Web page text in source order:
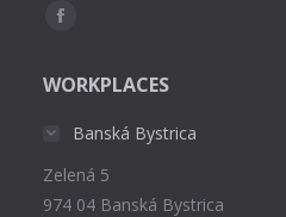
Find us on:
Facebook
opens
window
WORKPLACES
Banská Bystrica
Zelená 5
974 04 Banská Bystrica